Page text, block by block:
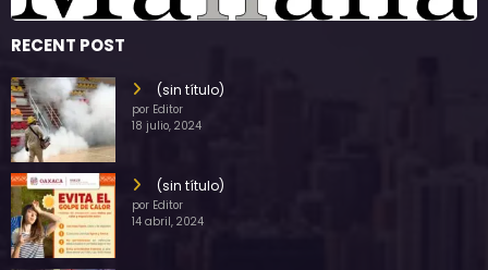
RECENT POST
(sin título)
por Editor
18 julio, 2024
(sin título)
por Editor
14 abril, 2024